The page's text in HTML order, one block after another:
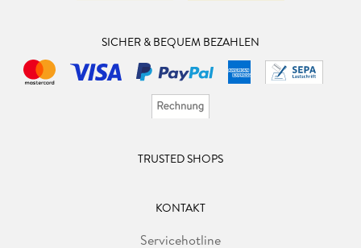
SICHER & BEQUEM BEZAHLEN
TRUSTED SHOPS
KONTAKT
Servicehotline